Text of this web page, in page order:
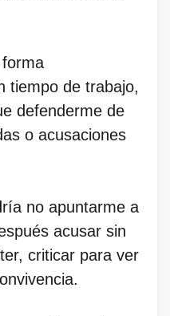
tiempo de trabajo,
defenderme de
o acusaciones
no apuntarme a
acusar sin
criticar para ver